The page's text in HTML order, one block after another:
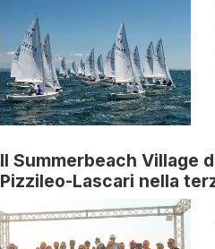
Il Summerbeach Village
Pizzileo-Lascari nella